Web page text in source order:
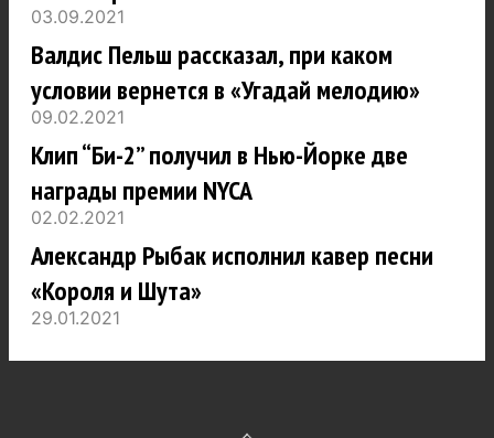
03.09.2021
Валдис Пельш рассказал, при каком
условии вернется в «Угадай мелодию»
09.02.2021
Клип “Би-2” получил в Нью-Йорке две
награды премии NYCA
02.02.2021
Александр Рыбак исполнил кавер песни
«Короля и Шута»
29.01.2021